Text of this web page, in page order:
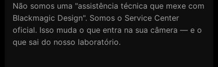
Não somos uma "assistência técnica que mexe com
Blackmagic Design". Somos o Service Center
oficial. Isso muda o que entra na sua câmera — e o
que sai do nosso laboratório.